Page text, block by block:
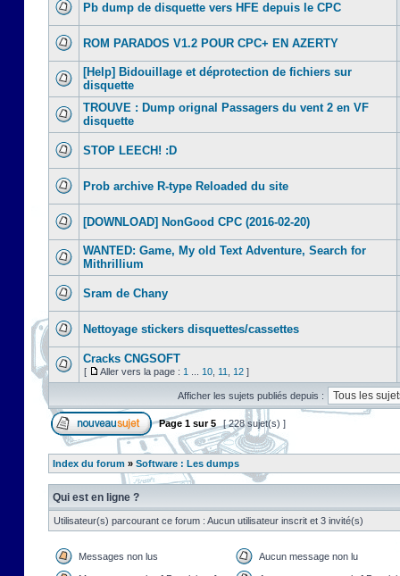
Pb dump de disquette vers HFE depuis le CPC
ROM PARADOS V1.2 POUR CPC+ EN AZERTY
[Help] Bidouillage et déprotection de fichiers sur
disquette
TROUVE : Dump orignal Passagers du vent 2 en VF
disquette
STOP LEECH! :D
Prob archive R-type Reloaded du site
[DOWNLOAD] NonGood CPC (2016-02-20)
WANTED: Game, My old Text Adventure, Search for
Mithrillium
Sram de Chany
Nettoyage stickers disquettes/cassettes
Cracks CNGSOFT
[ Aller vers la page : 1 10 11 12 ]
Afficher les sujets publiés depuis :
Page 1 sur5 [ 228 sujet(s) ]
Index du forum » Software : Les dumps
Qui est en ligne ?
Utilisateur(s) parcourant ce forum : Aucun utilisateur inscrit et 3 invité(s)
Messages non lus Aucun message non lu